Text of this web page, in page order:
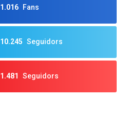
1.016 Fans
10.245 Seguidors
1.481 Seguidors